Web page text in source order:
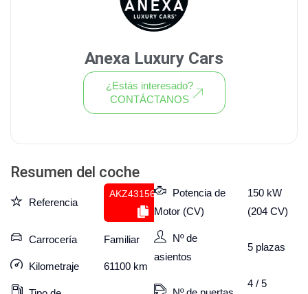
Resumen del coche
Referencia
AKZ431560836
Carrocería Familiar
Kilometraje 61100 km
Potencia de
Motor (CV)
150 kW
(204 CV)
Nº de
asientos
5 plazas
4 / 5
Anexa Luxury Cars
¿Estás interesado?
CONTÁCTANOS